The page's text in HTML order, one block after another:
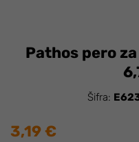
Pathos pero
Šifra:
3,19 €